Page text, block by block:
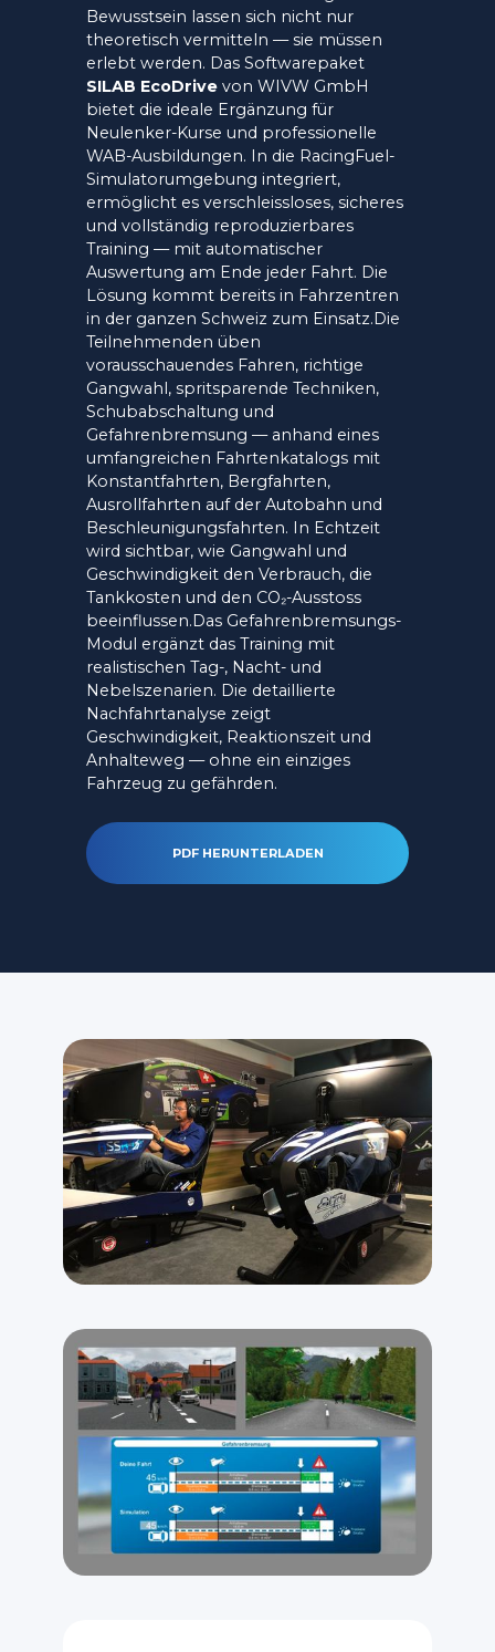
Bewusstsein lassen sich nicht nur
theoretisch vermitteln — sie müssen
erlebt werden. Das Softwarepaket
SILAB EcoDrivevon WIVW GmbH
bietet die ideale Ergänzung für
Neulenker-Kurse und professionelle
WAB-Ausbildungen. In die RacingFuel-
Simulatorumgebung integriert,
ermöglicht es verschleissloses, sicheres
und vollständig reproduzierbares
Training — mit automatischer
Auswertung am Ende jeder Fahrt. Die
Lösung kommt bereits in Fahrzentren
in der ganzen Schweiz zum Einsatz.Die
Teilnehmenden üben
vorausschauendes Fahren, richtige
Gangwahl, spritsparende Techniken,
Schubabschaltung und
Gefahrenbremsung — anhand eines
umfangreichen Fahrtenkatalogs mit
Konstantfahrten, Bergfahrten,
Ausrollfahrten auf der Autobahn und
Beschleunigungsfahrten. In Echtzeit
wird sichtbar, wie Gangwahl und
Geschwindigkeit den Verbrauch, die
Tankkosten und den CO₂-Ausstoss
beeinflussen.Das Gefahrenbremsungs-
Modul ergänzt das Training mit
realistischen Tag-, Nacht- und
Nebelszenarien. Die detaillierte
Nachfahrtanalyse zeigt
Geschwindigkeit, Reaktionszeit und
Anhalteweg — ohne ein einziges
Fahrzeug zu gefährden.
PDF HERUNTERLADEN